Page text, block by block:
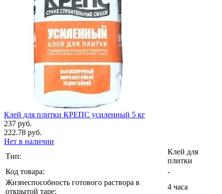
Клей для плитки КРЕПС усиленный 5 кг
237 руб.
222.78 руб.
Нет в наличии
Тип:
Клей для
плитки
Код товара:
-
Жизнеспособность готового раствора в
открытой таре:
4 часа